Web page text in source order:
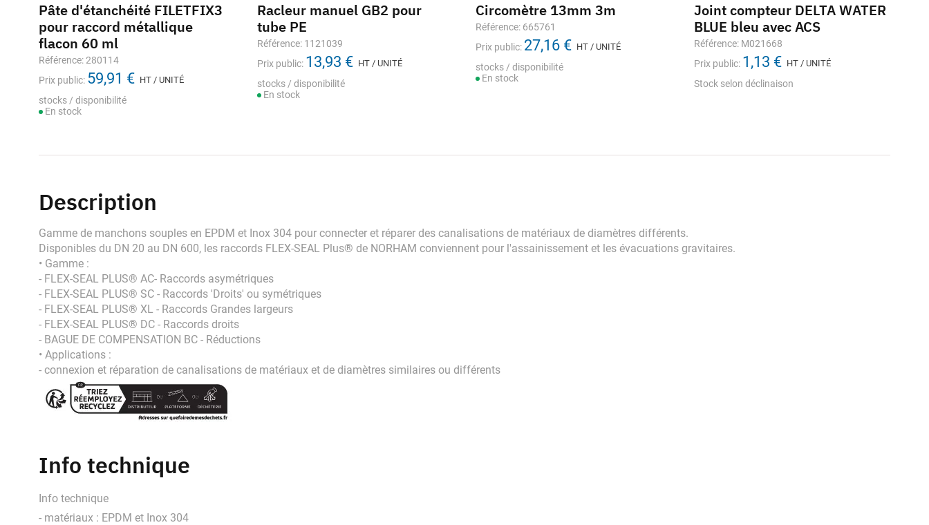
Pâte d'étanchéité FILETFIX3
pour raccord métallique
flacon 60 ml
Référence: 280114
Prix public: 59,91 € HT / UNITÉ
stocks / disponibilité
En stock
Racleur manuel GB2 pour
tube PE
Référence: 1121039
Prix public: 13,93 € HT / UNITÉ
stocks / disponibilité
En stock
Circomètre 13mm 3m
Référence: 665761
Prix public: 27,16 € HT / UNITÉ
stocks / disponibilité
En stock
Joint compteur DELTA WATER
BLUE bleu avec ACS
Référence: M021668
Prix public: 1,13 € HT / UNITÉ
Stock selon déclinaison
Description
Gamme de manchons souples en EPDM et Inox 304 pour connecter et réparer des canalisations de matériaux de diamètres différents.
Disponibles du DN 20 au DN 600, les raccords FLEX-SEAL Plus® de NORHAM conviennent pour l'assainissement et les évacuations gravitaires.
• Gamme :
- FLEX-SEAL PLUS® AC- Raccords asymétriques
- FLEX-SEAL PLUS® SC - Raccords 'Droits' ou symétriques
- FLEX-SEAL PLUS® XL - Raccords Grandes largeurs
- FLEX-SEAL PLUS® DC - Raccords droits
- BAGUE DE COMPENSATION BC - Réductions
• Applications :
- connexion et réparation de canalisations de matériaux et de diamètres similaires ou différents
Info technique
Info technique
- matériaux : EPDM et Inox 304